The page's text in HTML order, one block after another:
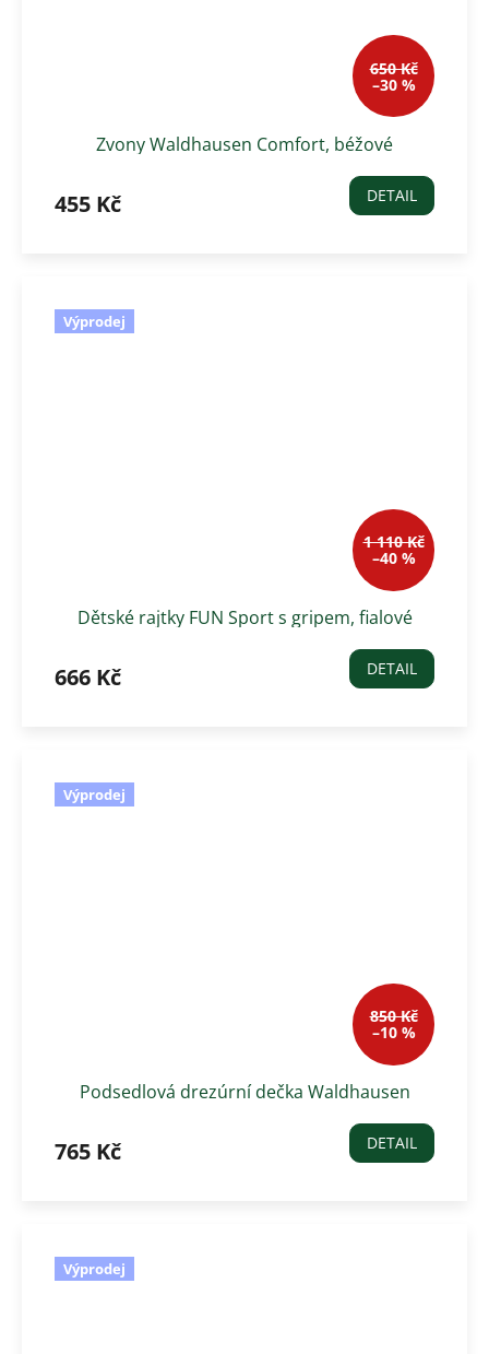
650 Kč
–30 %
Zvony Waldhausen Comfort, béžové
455 Kč DETAIL
Výprodej
1 110 Kč
–40 %
Dětské rajtky FUN Sport s gripem, fialové
666 Kč DETAIL
Výprodej
850 Kč
–10 %
Podsedlová drezúrní dečka Waldhausen
765 Kč DETAIL
Výprodej